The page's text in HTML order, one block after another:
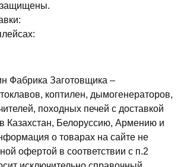
Фабрика Заготовщика –
коптилен, дымогенераторов,
походных печей с доставкой
Казахстан, Белоруссию, Армению и
о товарах на сайте не
офертой в соответствии с п.2